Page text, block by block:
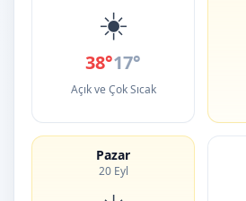
☀️
38°17°
Açık ve Çok Sıcak
Pazar
20 Eyl